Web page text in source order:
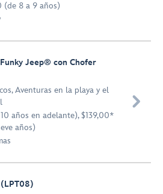
(de 8 a 9 años)
Jeep® con Chofer
,Aventuras en la playa y el
años en adelante), $139,00*
años)

(LPT08)